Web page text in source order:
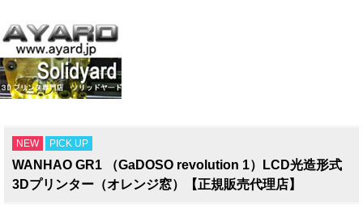
NEW PICK UP
WANHAO GR1 （GaDOSO revolution 1）LCD光造形式
3Dプリンター（オレンジ窓）【正規販売代理店】